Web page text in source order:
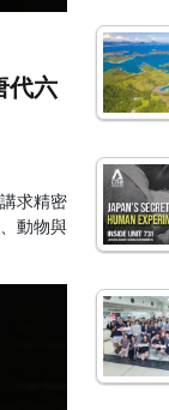
代六
求精密
動物與